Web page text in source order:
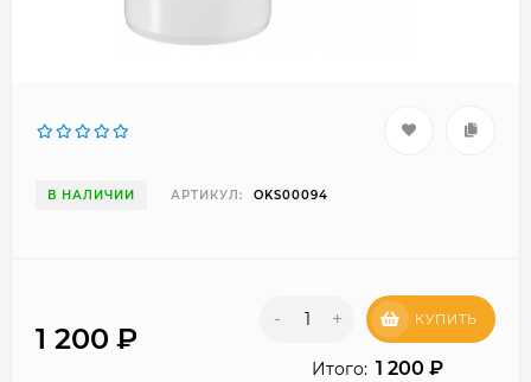
В НАЛИЧИИ АРТИКУЛ: OKS00094
1 200 ₽
- + КУПИТЬ
Итого: 1 200 ₽